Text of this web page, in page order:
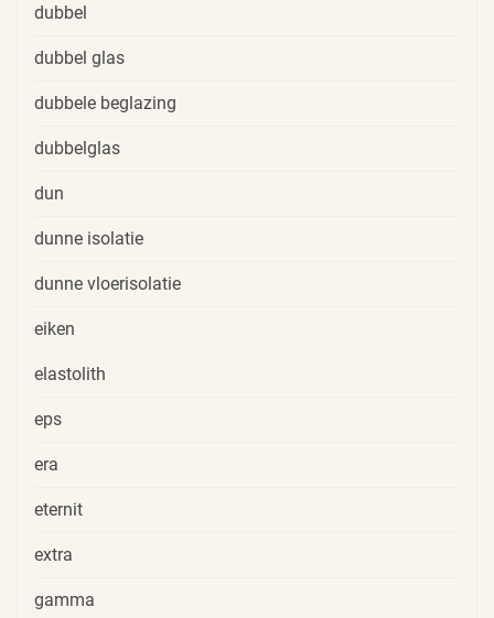
dubbel
dubbel glas
dubbele beglazing
dubbelglas
dun
dunne isolatie
dunne vloerisolatie
eiken
elastolith
eps
era
eternit
extra
gamma